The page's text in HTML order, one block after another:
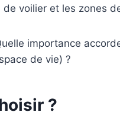
voilier et les zones
importance
de vie) ?
?